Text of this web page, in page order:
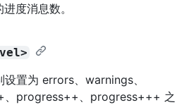
度消息数。
置为 errors、warnings、
、progress++、progress+++ 之